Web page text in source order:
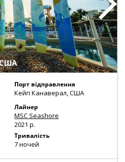
США
Порт відправлення
Кейп Канаверал, США
Лайнер
MSC Seashore
2021 р.
Тривалість
7 ночей